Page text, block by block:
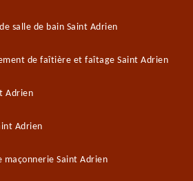
salle de bain Saint Adrien
de faîtière et faîtage Saint Adrien
Adrien
Adrien
maçonnerie Saint Adrien